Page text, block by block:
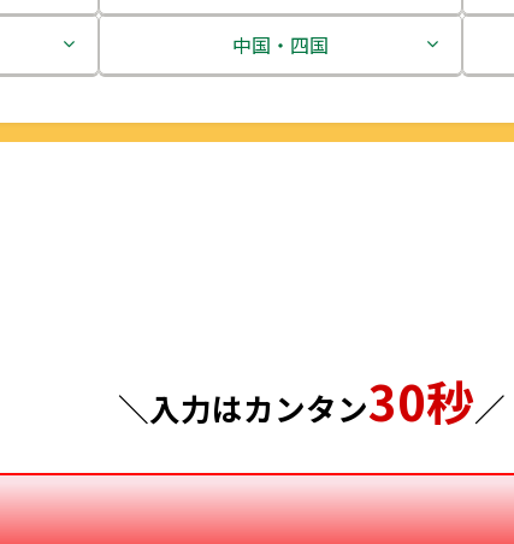
茨城県
神奈川県
中国・四国
徳島県
愛媛県
＼入力はカンタン30秒／